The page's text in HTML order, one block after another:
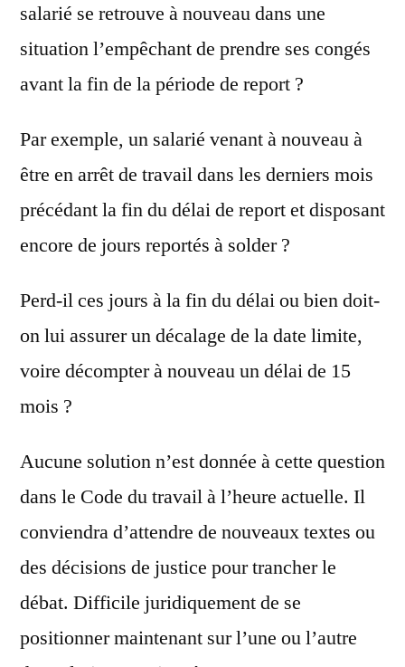
salarié se retrouve à nouveau dans une
situation l’empêchant de prendre ses congés
avant la fin de la période de report ?
Par exemple, un salarié venant à nouveau à
être en arrêt de travail dans les derniers mois
précédant la fin du délai de report et disposant
encore de jours reportés à solder ?
Perd-il ces jours à la fin du délai ou bien doit-
on lui assurer un décalage de la date limite,
voire décompter à nouveau un délai de 15
mois ?
Aucune solution n’est donnée à cette question
dans le Code du travail à l’heure actuelle. Il
conviendra d’attendre de nouveaux textes ou
des décisions de justice pour trancher le
débat. Difficile juridiquement de se
positionner maintenant sur l’une ou l’autre